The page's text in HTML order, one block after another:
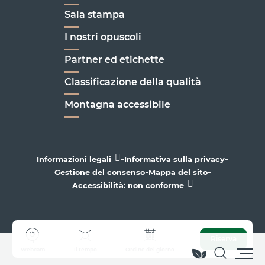
Sala stampa
I nostri opuscoli
Partner ed etichette
Classificazione della qualità
Montagna accessibile
Informazioni legali -Informativa sulla privacy-
Gestione del consenso-Mappa del sito-
Accessibilità: non conforme